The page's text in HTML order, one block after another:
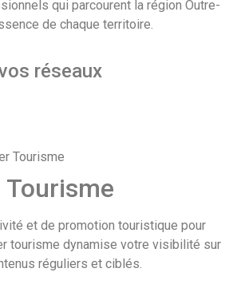
qui parcourent la région Outre-
de chaque territoire.
réseaux
et de promotion touristique pour
tourisme dynamise votre visibilité sur
réguliers et ciblés.